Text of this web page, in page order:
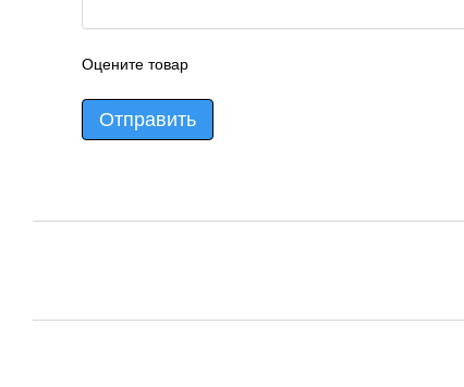
Оцените товар
Отправить